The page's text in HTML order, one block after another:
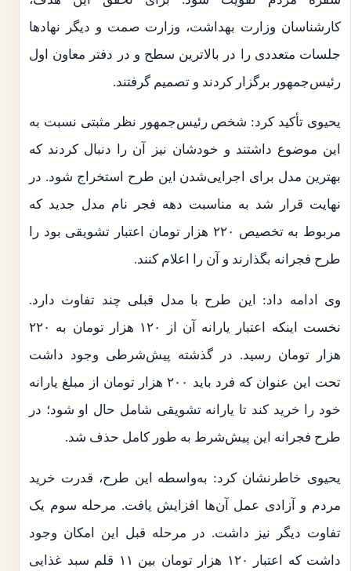
کارشناسان وزارت بهداشت، وزارت صمت و دیگر نهادها
جلسات متعددی را در بالاترین سطح و در دفتر معاون اول
رئیس‌جمهور برگزار کردند و تصمیم گرفتند.
یحیوی تأکید کرد: شخص رئیس‌جمهور نظر مثبتی نسبت به
این موضوع داشتند و خودشان نیز آن را دنبال کردند که
بهترین مدل برای اجرایی‌شدن این طرح استخراج شود. در
نهایت قرار شد به مناسبت دهه فجر نام مدل جدید که
مربوط به تخصیص ۲۲۰ هزار تومان اعتبار تشویقی بود را
طرح فجرانه بگذارند و آن را اعلام کنند.
وی ادامه داد: این طرح با مدل‌ قبلی چند تفاوت دارد.
نخست اینکه اعتبار یارانه آن از ۱۲۰ هزار تومان به ۲۲۰
هزار تومان رسید. در گذشته پیش‌شرطی وجود داشت
تحت این عنوان که فرد باید ۲۰۰ هزار تومان از مبلغ یارانه
خود را خرید کند تا یارانه تشویقی شامل حال او شود؛ در
طرح فجرانه این پیش‌شرط به طور کامل حذف شد.
یحیوی خاطرنشان کرد: به‌واسطه این طرح، قدرت خرید
مردم و آزادی عمل آن‌ها افزایش یافت. مرحله سوم یک
تفاوت دیگر نیز داشت. در مرحله قبل این امکان وجود
داشت که اعتبار ۱۲۰ هزار تومان بین ۱۱ قلم سبد غذایی